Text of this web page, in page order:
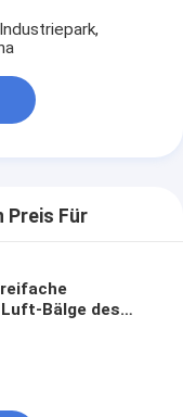
Preis Für
Bälge des